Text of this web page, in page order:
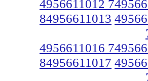
4956611012
84956611013
4956611016
84956611017